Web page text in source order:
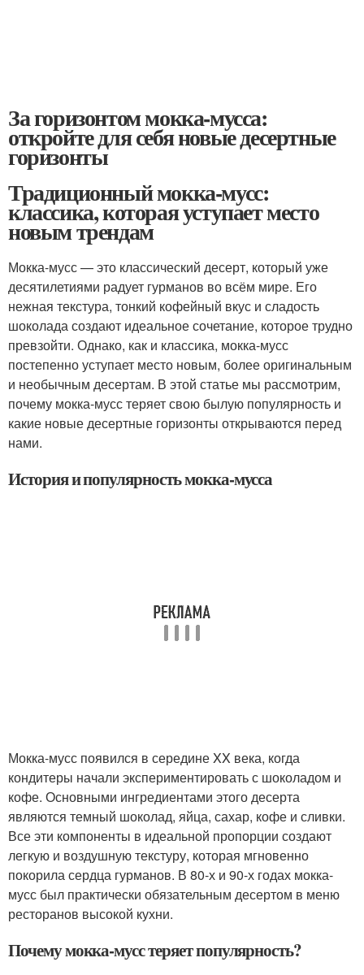
За горизонтом мокка-мусса:
откройте для себя новые десертные
горизонты
Традиционный мокка-мусс:
классика, которая уступает место
новым трендам
Мокка-мусс — это классический десерт, который уже
десятилетиями радует гурманов во всём мире. Его
нежная текстура, тонкий кофейный вкус и сладость
шоколада создают идеальное сочетание, которое трудно
превзойти. Однако, как и классика, мокка-мусс
постепенно уступает место новым, более оригинальным
и необычным десертам. В этой статье мы рассмотрим,
почему мокка-мусс теряет свою былую популярность и
какие новые десертные горизонты открываются перед
нами.
История и популярность мокка-мусса
Мокка-мусс появился в середине XX века, когда
кондитеры начали экспериментировать с шоколадом и
кофе. Основными ингредиентами этого десерта
являются темный шоколад, яйца, сахар, кофе и сливки.
Все эти компоненты в идеальной пропорции создают
легкую и воздушную текстуру, которая мгновенно
покорила сердца гурманов. В 80-х и 90-х годах мокка-
мусс был практически обязательным десертом в меню
ресторанов высокой кухни.
Почему мокка-мусс теряет популярность?